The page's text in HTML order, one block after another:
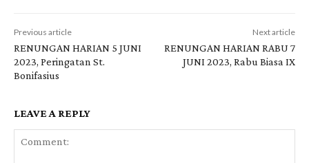
Previous article
RENUNGAN HARIAN 5 JUNI
2023, Peringatan St.
Bonifasius
Next article
RENUNGAN HARIAN RABU 7
JUNI 2023, Rabu Biasa IX
LEAVE A REPLY